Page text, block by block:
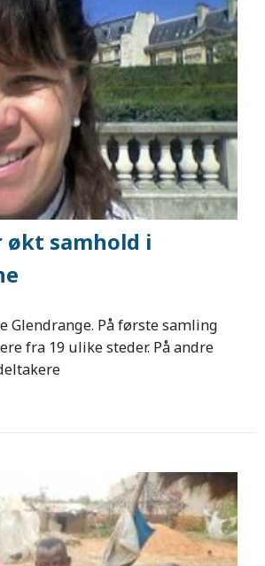
økt samhold i
Glendrange. På første samling
fra 19 ulike steder. På andre